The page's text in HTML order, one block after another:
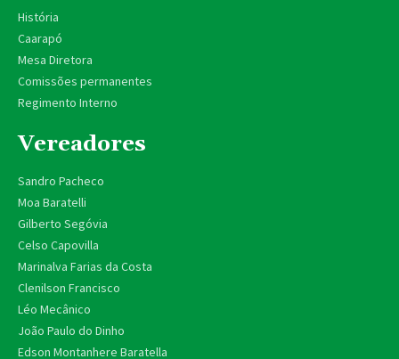
História
Caarapó
Mesa Diretora
Comissões permanentes
Regimento Interno
Vereadores
Sandro Pacheco
Moa Baratelli
Gilberto Segóvia
Celso Capovilla
Marinalva Farias da Costa
Clenilson Francisco
Léo Mecânico
João Paulo do Dinho
Edson Montanhere Baratella